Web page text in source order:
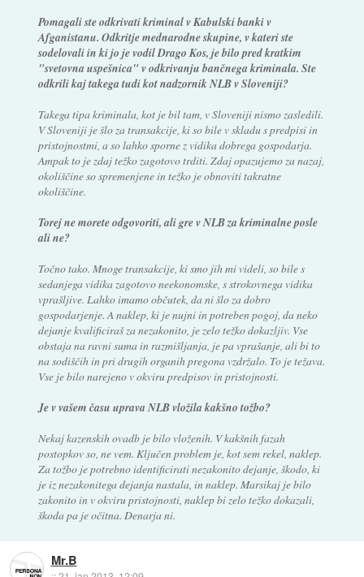
Pomagali ste odkrivati kriminal v Kabulski banki v
Afganistanu. Odkritje mednarodne skupine, v kateri ste
sodelovali in ki jo je vodil Drago Kos, je bilo pred kratkim
"svetovna uspešnica" v odkrivanju bančnega kriminala. Ste
odkrili kaj takega tudi kot nadzornik NLB v Sloveniji?
Takega tipa kriminala, kot je bil tam, v Sloveniji nismo zasledili.
V Sloveniji je šlo za transakcije, ki so bile v skladu s predpisi in
pristojnostmi, a so lahko sporne z vidika dobrega gospodarja.
Ampak to je zdaj težko zagotovo trditi. Zdaj opazujemo za nazaj,
okoliščine so spremenjene in težko je obnoviti takratne
okoliščine.
Torej ne morete odgovoriti, ali gre v NLB za kriminalne posle
ali ne?
Točno tako. Mnoge transakcije, ki smo jih mi videli, so bile s
sedanjega vidika zagotovo neekonomske, s strokovnega vidika
vprašljive. Lahko imamo občutek, da ni šlo za dobro
gospodarjenje. A naklep, ki je nujni in potreben pogoj, da neko
dejanje kvalificiraš za nezakonito, je zelo težko dokazljiv. Vse
obstaja na ravni suma in razmišljanja, je pa vprašanje, ali bi to
na sodiščih in pri drugih organih pregona vzdržalo. To je težava.
Vse je bilo narejeno v okviru predpisov in pristojnosti.
Je v vašem času uprava NLB vložila kakšno tožbo?
Nekaj kazenskih ovadb je bilo vloženih. V kakšnih fazah
postopkov so, ne vem. Ključen problem je, kot sem rekel, naklep.
Za tožbo je potrebno identificirati nezakonito dejanje, škodo, ki
je iz nezakonitega dejanja nastala, in naklep. Marsikaj je bilo
zakonito in v okviru pristojnosti, naklep bi zelo težko dokazali,
škoda pa je očitna. Denarja ni.
Mr.B